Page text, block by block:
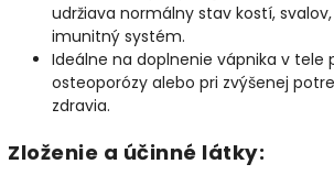
udržiava normálny stav kostí,
imunitný systém.
Ideálne na doplnenie vápnika v tele
osteoporózy alebo pri zvýšenej
zdravia.
Zloženie a účinné látky: